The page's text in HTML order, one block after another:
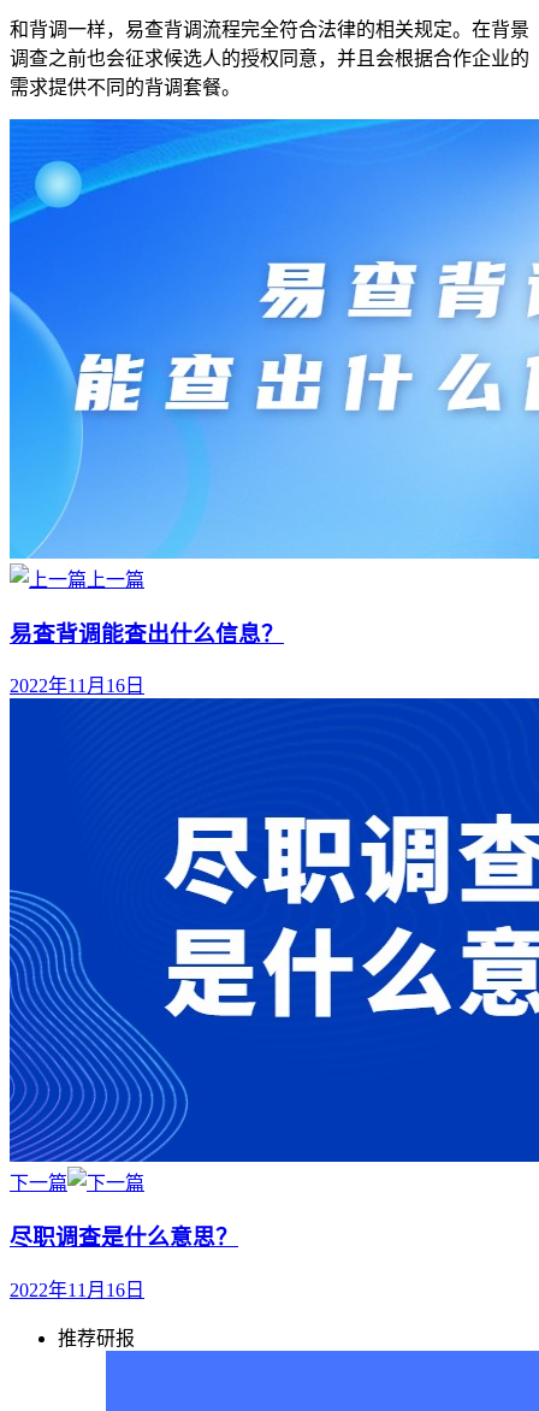
和背调一样，易查背调流程完全符合法律的相关规定。在背景
调查之前也会征求候选人的授权同意，并且会根据合作企业的
需求提供不同的背调套餐。
上一篇
易查背调能查出什么信息？
2022年11月16日
下一篇
尽职调查是什么意思？
2022年11月16日
推荐研报